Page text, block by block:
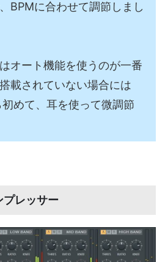
BPMに合わせて調節しまし
オート機能を使うのが一番
載されていない場合には
初めて、耳を使って微調節
プレッサー